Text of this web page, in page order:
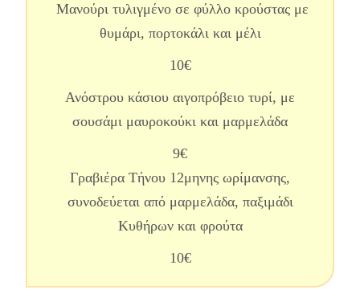
Μανούρι τυλιγμένο σε φύλλο κρούστας με
θυμάρι, πορτοκάλι και μέλι
10€
Ανόστρου κάσιου αιγοπρόβειο τυρί, με
σουσάμι μαυροκούκι και μαρμελάδα
9€
Γραβιέρα Τήνου 12μηνης ωρίμανσης,
συνοδεύεται από μαρμελάδα, παξιμάδι
Κυθήρων και φρούτα
10€